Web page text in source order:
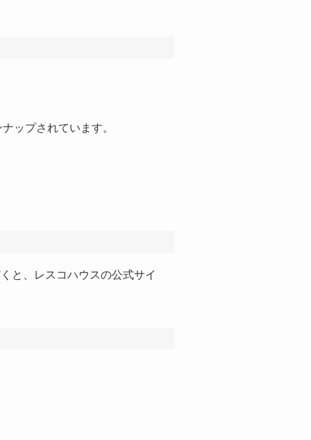
ップされています。
と、レスコハウスの公式サイ